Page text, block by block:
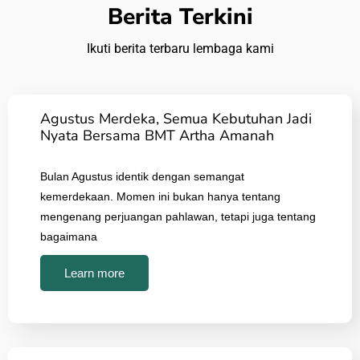
Berita Terkini
Ikuti berita terbaru lembaga kami
Agustus Merdeka, Semua Kebutuhan Jadi
Nyata Bersama BMT Artha Amanah
Bulan Agustus identik dengan semangat
kemerdekaan. Momen ini bukan hanya tentang
mengenang perjuangan pahlawan, tetapi juga tentang
bagaimana
Learn more